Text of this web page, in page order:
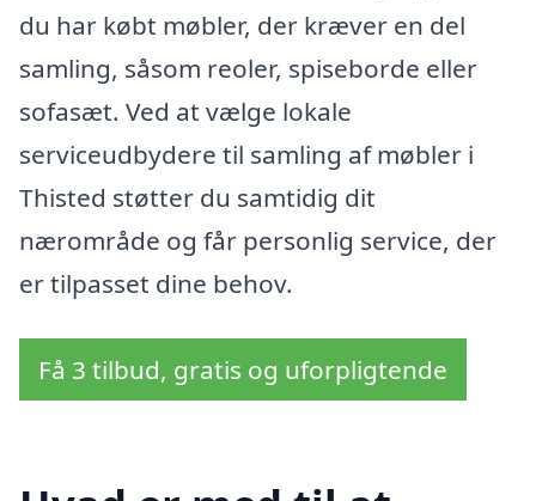
du har købt møbler, der kræver en del
samling, såsom reoler, spiseborde eller
sofasæt. Ved at vælge lokale
serviceudbydere til samling af møbler i
Thisted støtter du samtidig dit
nærområde og får personlig service, der
er tilpasset dine behov.
Få 3 tilbud, gratis og uforpligtende